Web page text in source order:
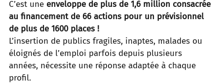
C’est une enveloppe de plus de 1,6 million consacrée
au financement de 66 actions pour un prévisionnel
de plus de 1600 places !
L’insertion de publics fragiles, inaptes, malades ou
éloignés de l’emploi parfois depuis plusieurs
années, nécessite une réponse adaptée à chaque
profil.